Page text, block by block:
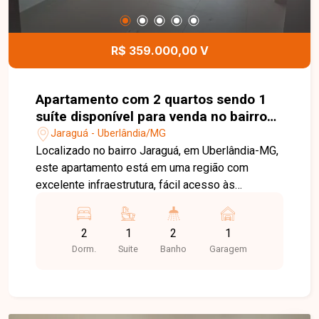
proporcionando mais praticidade no dia a dia.
Uma excelente oportunidade para morar em um
apartamento espaçoso, funcional e com
localização privilegiada. Entre em contato
os detalhes deste imóvel!
R$ 359.000,00 V
Apartamento com 2 quartos sendo 1
suíte disponível para venda no bairro
Jaraguá em Uberlândia-MG
Jaraguá - Uberlândia/MG
Localizado no bairro Jaraguá, em Uberlândia-MG,
este apartamento está em uma região com
excelente infraestrutura, fácil acesso às
universidades, supermercados, escolas,
farmácias, restaurantes e diversos comércios e
serviços, oferecendo praticidade, conforto e
2
Dorm.
1
Suite
2
Banho
1
Garagem